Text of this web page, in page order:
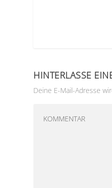
HINTERLASSE
Deine E-Mail-Adresse